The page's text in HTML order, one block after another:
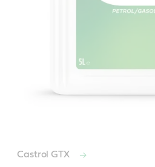
Castrol GTX